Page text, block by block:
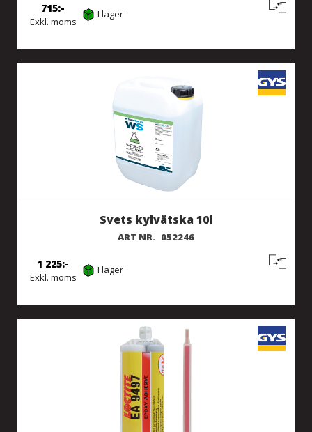
Exkl. moms
715 I lager
Svets kylvätska 10l
ART NR. 052246
Exkl. moms
1 225 I lager